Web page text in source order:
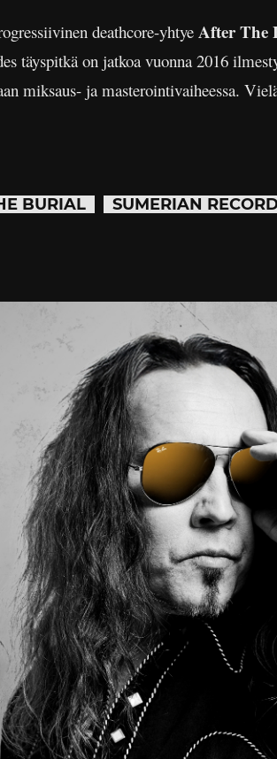
deathcore-yhtyeAfter The
täyspitkä on jatkoa vuonna 2016
miksaus- ja masterointivaiheessa.
BURIAL SUMERIAN